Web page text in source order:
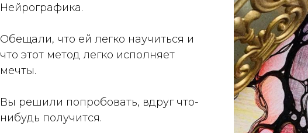
Нейрографика.
Обещали, что ей легко научиться и
что этот метод легко исполняет
мечты.
Вы решили попробовать, вдруг что-
нибудь получится.